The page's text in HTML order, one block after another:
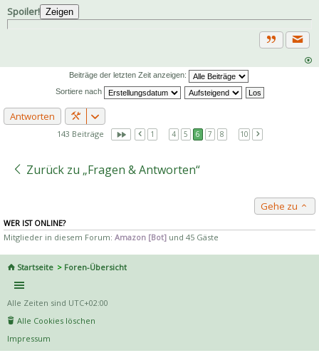
Spoiler! Zeigen
Zitat
Beiträge der letzten Zeit anzeigen:
Sortiere nach
Antworten
143 Beiträge 1 4 5 6 7 8 10
Zurück zu „Fragen & Antworten“
Gehe zu
WER IST ONLINE?
Mitglieder in diesem Forum: Amazon [Bot] und 45 Gäste
Startseite Foren-Übersicht
Alle Zeiten sind UTC+02:00
Alle Cookies löschen
Impressum